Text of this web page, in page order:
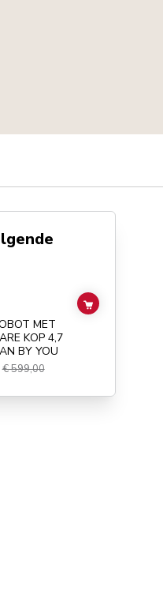
KANTELBARE KOP 4,7 L -
MET
KOP 4,7
BY YOU
€ 599,00
ADD TO CART